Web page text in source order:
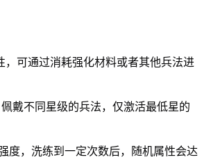
可通过消耗强化材料或者其他兵法进
戴不同星级的兵法，仅激活最低星的
度，洗练到一定次数后，随机属性会达